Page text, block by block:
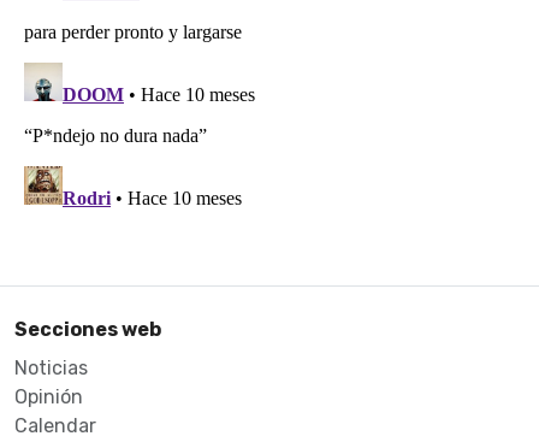
Secciones web
Noticias
Opinión
Calendar